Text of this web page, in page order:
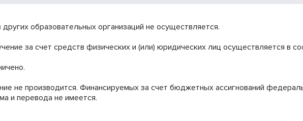
образовательных организаций не осуществляется.
за счет средств физических и (или) юридических лиц осуществляется в
не производится. Финансируемых за счет бюджетных ассигнований
и перевода не имеется.